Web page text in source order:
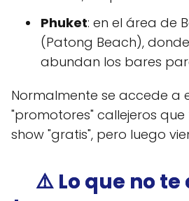
Phuket: en el área de
(Patong Beach),
abundan los bares
Normalmente se accede a
"promotores" callejeros
show "gratis", pero luego
⚠️ Lo que no te